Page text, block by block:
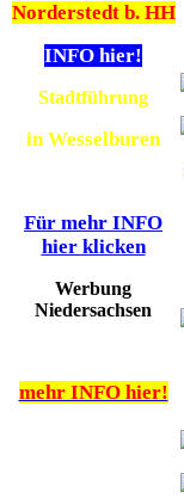
Norderstedt b. HH
INFO hier!
Stadtführung
in Wesselburen
Für mehr INFO
hier klicken
Werbung
Niedersachsen
mehr INFO hier!